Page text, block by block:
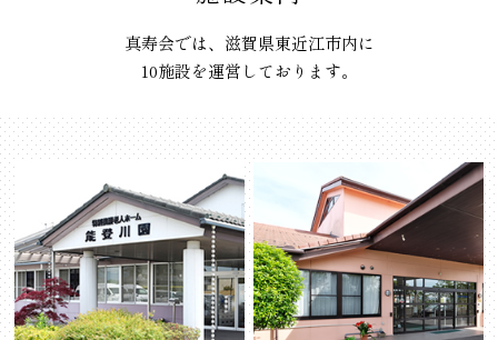
真寿会では、滋賀県東近江市内に
10施設を運営しております。